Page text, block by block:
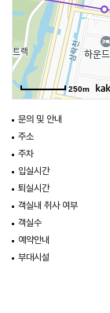
250m
문의 및 안내
주소
주차
입실시간
퇴실시간
객실내 취사 여부
객실수
예약안내
부대시설